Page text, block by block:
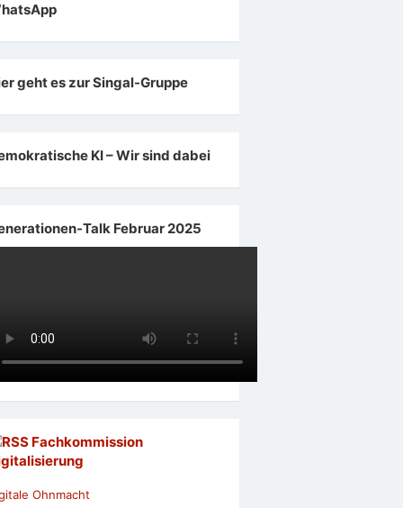
geht es zur Singal-Gruppe
KI – Wir sind dabei
Talk Februar 2025
Fachkommission
Ohnmacht